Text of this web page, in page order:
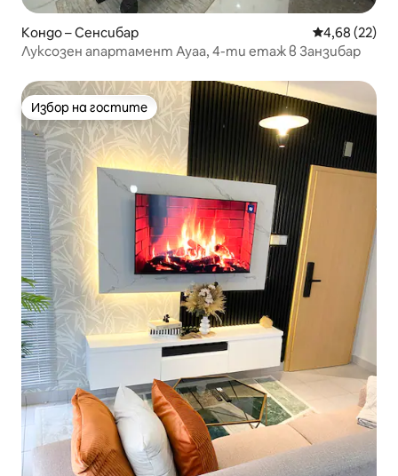
Кондо – Сенсибар Средна
4,68 (22)
Луксозен апартамент Ayaa, 4-ти етаж в Занзибар
Избор на гостите
Избор на гостите